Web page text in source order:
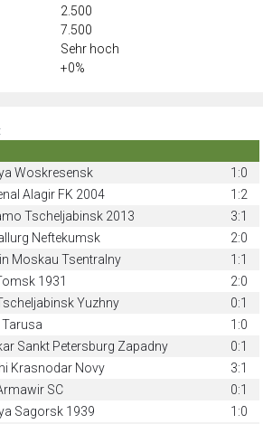
2.500
7.500
Sehr hoch
+0%
Woskresensk
1:0
Alagir FK 2004
1:2
Tscheljabinsk 2013
3:1
Neftekumsk
2:0
Moskau Tsentralny
1:1
1931
2:0
Yuzhny
0:1
Tarusa
1:0
Sankt Petersburg Zapadny
0:1
Krasnodar Novy
3:1
SC
0:1
Sagorsk 1939
1:0